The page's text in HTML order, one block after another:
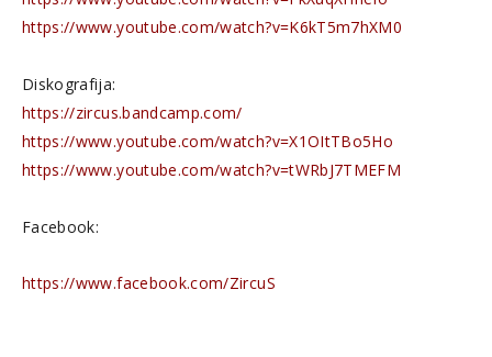
https://www.youtube.com/watch?v=K6kT5m7hXM0
Diskografija:
https://zircus.bandcamp.com/
https://www.youtube.com/watch?v=X1OItTBo5Ho
https://www.youtube.com/watch?v=tWRbJ7TMEFM
Facebook:
https://www.facebook.com/ZircuS